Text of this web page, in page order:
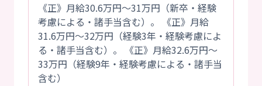
《正》月給30.6万円～31万円（新卒・経験
考慮による・諸手当含む）。 《正》月給
31.6万円～32万円（経験3年・経験考慮によ
る・諸手当含む）。 《正》月給32.6万円～
33万円（経験9年・経験考慮による・諸手当
含む）